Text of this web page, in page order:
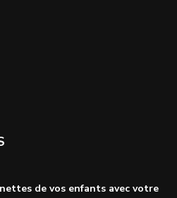
de vos enfants avec votre